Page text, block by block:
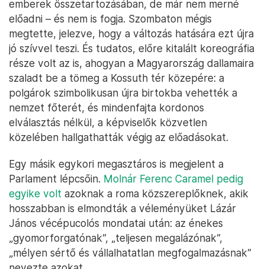
emberek összetartozásában, de már nem merné
előadni – és nem is fogja. Szombaton mégis
megtette, jelezve, hogy a változás hatására ezt újra
jó szívvel teszi. És tudatos, előre kitalált koreográfia
része volt az is, ahogyan a Magyarország dallamaira
szaladt be a tömeg a Kossuth tér közepére: a
polgárok szimbolikusan újra birtokba vehették a
nemzet főterét, és mindenfajta kordonos
elválasztás nélkül, a képviselők közvetlen
közelében hallgathatták végig az előadásokat.
Egy másik egykori megasztáros is megjelent a
Parlament lépcsőin. Molnár Ferenc Caramel pedig
egyike volt azoknak a roma közszereplőknek, akik
hosszabban is elmondták a véleményüket Lázár
János vécépucolós mondatai után: az énekes
„gyomorforgatónak”, „teljesen megalázónak”,
„mélyen sértő és vállalhatatlan megfogalmazásnak”